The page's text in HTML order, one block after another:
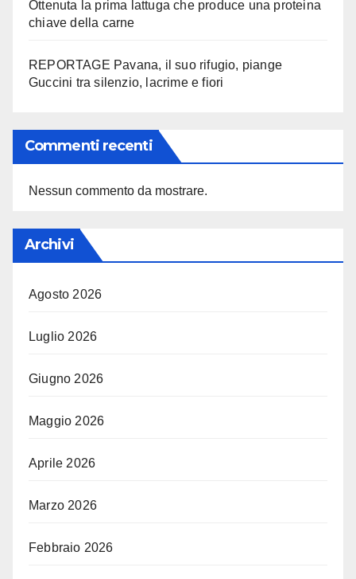
Ottenuta la prima lattuga che produce una proteina
chiave della carne
REPORTAGE Pavana, il suo rifugio, piange
Guccini tra silenzio, lacrime e fiori
Commenti recenti
Nessun commento da mostrare.
Archivi
Agosto 2026
Luglio 2026
Giugno 2026
Maggio 2026
Aprile 2026
Marzo 2026
Febbraio 2026